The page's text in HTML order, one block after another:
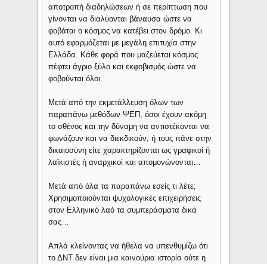
αποτροπή διαδηλώσεων ή σε περίπτωση που
γίνονται να διαλύονται βάναυσα ώστε να
φοβάται ο κόσμος να κατέβει στον δρόμο. Κι
αυτό εφαρμόζεται με μεγάλη επιτυχία στην
Ελλάδα. Κάθε φορά που μαζεύεται κόσμος
πέφτει άγριο ξύλο και εκφοβισμός ώστε να
φοβούνται όλοι.
Μετά από την εκμετάλλευση όλων των
παραπάνω μεθόδων ΨΕΠ, όσοι έχουν ακόμη
το σθένος και την δύναμη να αντιστέκονται να
φωνάζουν και να διεκδικούν, ή τους πάνε στην
δικαιοσύνη είτε χαρακτηρίζονται ως γραφικοί ή
λαϊκιστές ή αναρχικοί και απομονώνονται…
Μετά από όλα τα παραπάνω εσείς τι λέτε;
Χρησιμοποιούνται ψυχολογικές επιχειρήσεις
στον Ελληνικό λαό τα συμπεράσματα δικά
σας…
Απλά κλείνοντας να ήθελα να υπενθυμίζω ότι
το ΔΝΤ δεν είναι μια καινούρια ιστορία ούτε η